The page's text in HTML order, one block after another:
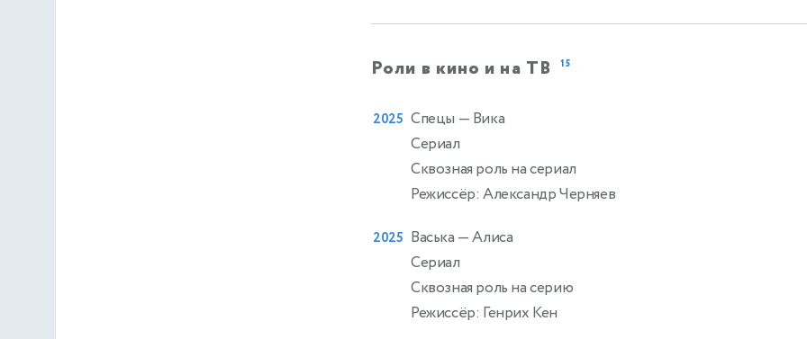
Роли в кино и на ТВ15
2025 Спецы — Вика
Сериал
Сквозная роль на сериал
Режиссёр: Александр Черняев
2025 Васька — Алиса
Сериал
Сквозная роль на серию
Режиссёр: Генрих Кен